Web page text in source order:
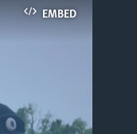
EMBED